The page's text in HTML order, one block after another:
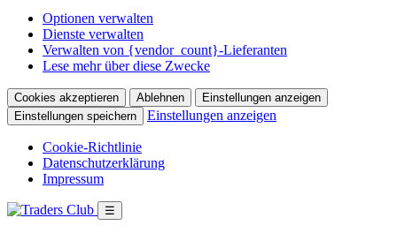
Optionen verwalten
Dienste verwalten
Verwalten von {vendor_count}-Lieferanten
Lese mehr über diese Zwecke
Cookies akzeptieren Ablehnen
Einstellungen anzeigen
Einstellungen speichern
Einstellungen anzeigen
Cookie-Richtlinie
Datenschutzerklärung
Impressum
☰